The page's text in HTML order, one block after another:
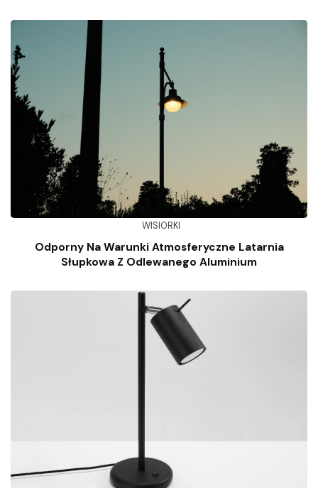
WISIORKI
Odporny Na Warunki Atmosferyczne Latarnia
Słupkowa Z Odlewanego Aluminium